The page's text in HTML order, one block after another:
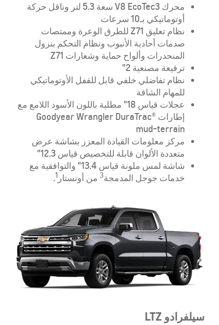
محرك V8 EcoTec3 سعة 5.3 لتر وناقل حركة
أوتوماتيكي بـ10 سرعات
نظام تعليق Z71 للطرق الوعرة وممتصات
صدمات أحادية الأنبوب ونظام التحكم بنزول
المنحدرات وألواح حماية وشعارات Z71
ترفيعة مصنعية 2"
نظام تفاضلي خلفي قابل للقفل الأوتوماتيكي
للمهام الشاقة
عجلات قياس 18" مطلية باللون الأسود اللامع مع
إطارات Goodyear Wrangler DuraTrac®
mud-terrain
مركز معلومات القيادة المعزز بشاشة عرض
متعددة الألوان قابلة للتخصيص قياس 12.3"
شاشة لمس ملونة قياس 13.4" والتوافقية مع
خدمات جوجل المدمجة3 من أونستار 1
.
سيلفرادو LTZ